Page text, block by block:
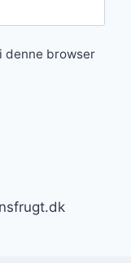
denne browser